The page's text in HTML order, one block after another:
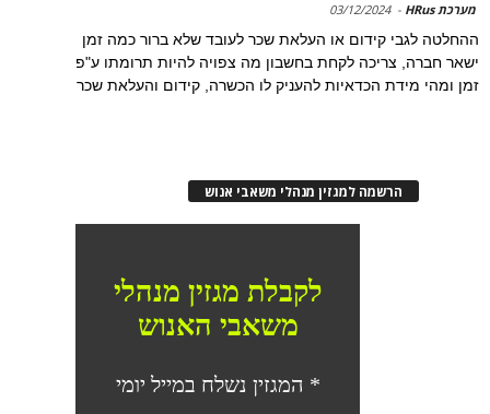
מערכת HRus -
03/12/2024
ההחלטה לגבי קידום או העלאת שכר לעובד שלא ברור כמה זמן
ישאר חברה, צריכה לקחת בחשבון מה צפויה להיות תרומתו ע"פ
זמן ומהי מידת הכדאיות להעניק לו הכשרה, קידום והעלאת שכר
הרשמה למגזין מנהלי משאבי אנוש